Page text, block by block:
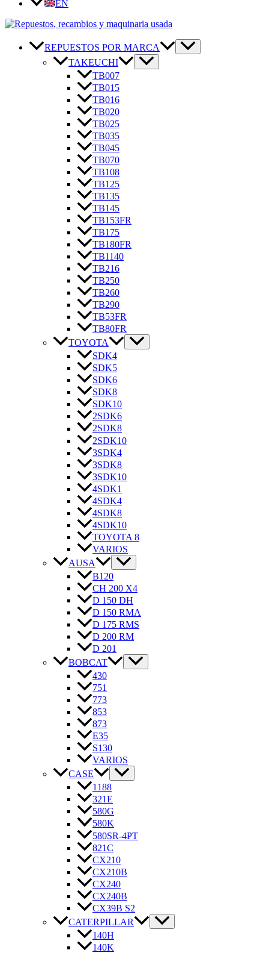
EN
REPUESTOS POR MARCA
TAKEUCHI
TB007
TB015
TB016
TB020
TB025
TB035
TB045
TB070
TB108
TB125
TB135
TB145
TB153FR
TB175
TB180FR
TB1140
TB216
TB250
TB260
TB290
TB53FR
TB80FR
TOYOTA
SDK4
SDK5
SDK6
SDK8
SDK10
2SDK6
2SDK8
2SDK10
3SDK4
3SDK8
3SDK10
4SDK1
4SDK4
4SDK8
4SDK10
TOYOTA 8
VARIOS
AUSA
B120
CH 200 X4
D 150 DH
D 150 RMA
D 175 RMS
D 200 RM
D 201
BOBCAT
430
751
773
853
873
E35
S130
VARIOS
CASE
1188
321E
580G
580K
580SR-4PT
821C
CX210
CX210B
CX240
CX240B
CX39B S2
CATERPILLAR
140H
140K